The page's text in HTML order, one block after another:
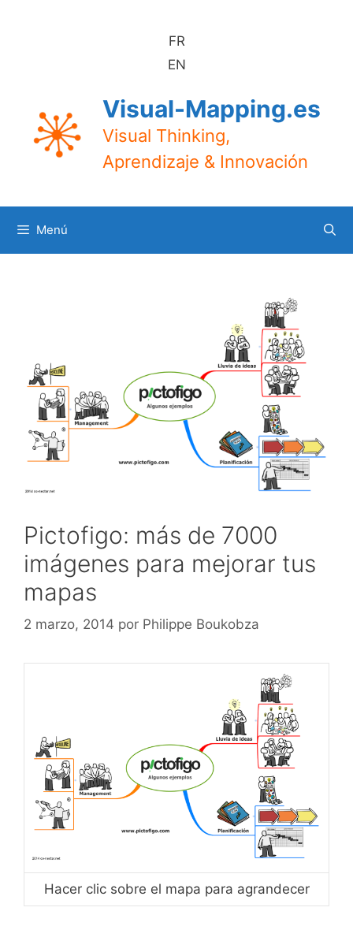
FR
EN
Visual-Mapping.es
Visual Thinking,
Aprendizaje & Innovación
Menú
Pictofigo: más de 7000
imágenes para mejorar tus
mapas
2 marzo, 2014 por Philippe Boukobza
Hacer clic sobre el mapa para agrandecer